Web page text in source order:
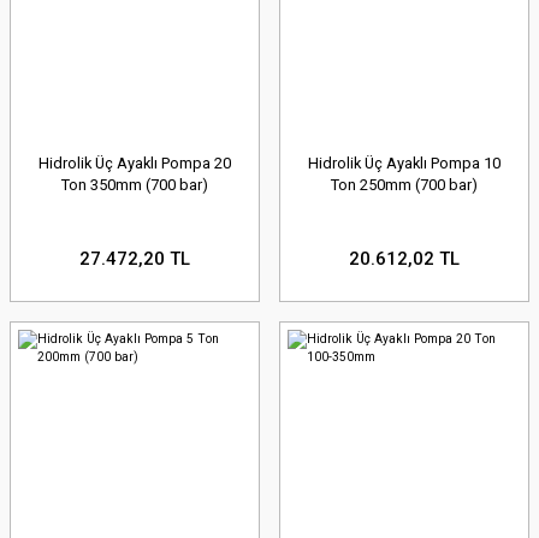
Hidrolik Üç Ayaklı Pompa 20
Ton 350mm (700 bar)
27.472,20 TL
Hidrolik Üç Ayaklı Pompa 10
Ton 250mm (700 bar)
20.612,02 TL